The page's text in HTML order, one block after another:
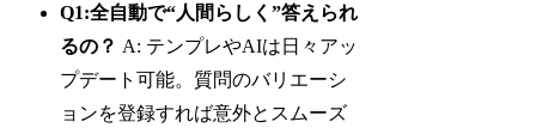
Q1:全自動で“人間らしく”答えられ
るの？ A: テンプレやAIは日々アッ
プデート可能。質問のバリエーシ
ョンを登録すれば意外とスムーズ